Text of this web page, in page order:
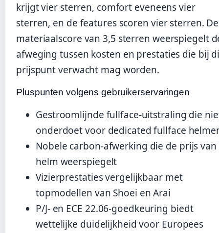
krijgt vier sterren, comfort eveneens vier
sterren, en de features scoren vier sterren. De
materiaalscore van 3,5 sterren weerspiegelt
afweging tussen kosten en prestaties die bij
prijspunt verwacht mag worden.
Pluspunten volgens gebruikerservaringen
Gestroomlijnde fullface-uitstraling die
onderdoet voor dedicated fullface
Nobele carbon-afwerking die de prijs van
helm weerspiegelt
Vizierprestaties vergelijkbaar met
topmodellen van Shoei en Arai
P/J- en ECE 22.06-goedkeuring biedt
wettelijke duidelijkheid voor Europees